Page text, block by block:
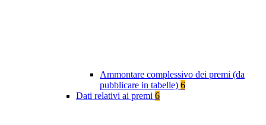
Ammontare complessivo dei premi (da
pubblicare in tabelle) 6
Dati relativi ai premi 6